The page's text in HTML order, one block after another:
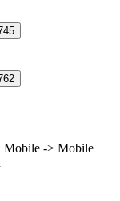
Mobile -> Mobile